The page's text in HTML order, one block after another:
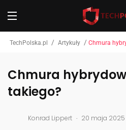
TechPolska.pl / Artykuły / Chmura
Chmura
takiego?
Konrad Lippert . 20 maja 2025